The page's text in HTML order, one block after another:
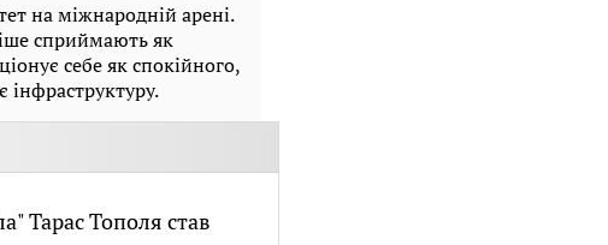
на міжнародній арені.
сприймають як
себе як спокійного,
Тарас Тополя став